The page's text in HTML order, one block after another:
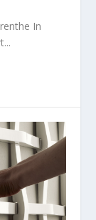
In